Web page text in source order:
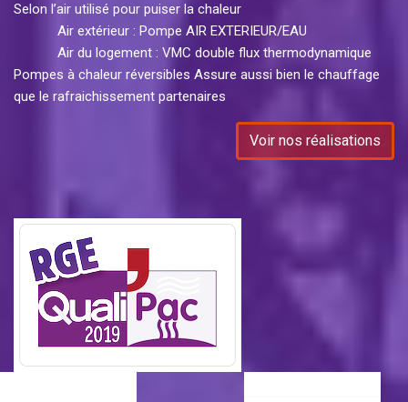
Selon l’air utilisé pour puiser la chaleur
Air extérieur : Pompe AIR EXTERIEUR/EAU
Air du logement : VMC double flux thermodynamique
Pompes à chaleur réversibles Assure aussi bien le chauffage
que le rafraichissement partenaires
Voir nos réalisations